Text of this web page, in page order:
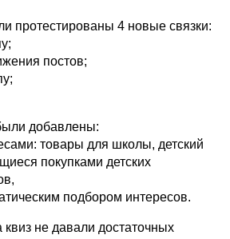
протестированы 4 новые связки:
постов;
добавлены:
товары для школы, детский
покупками детских
подбором интересов.
не давали достаточных